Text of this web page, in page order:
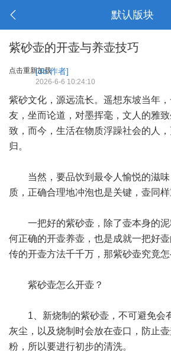
默认版块
紫砂壶的开壶与养壶技巧
点击重新加载[db:作者]
2026-6-6 10:24:10
紫砂文化，源远流长。遥想东坡当年
友，坐而论道，对墨挥毫，文人的雅
致，而今，生活在物质浮躁社会的人
归。
当然，要品饮到最令人愉悦的滋味
质，正确合理地冲泡也是关键，壶同样
一把好的紫砂壶，除了壶本身的泥
何正确的开壶养壶，也是成就一把好
传的开壶方法千千万，那紫砂壶究竟
紫砂壶怎么开壶？
1、新烧制的紫砂壶，不可避免会
灰尘，以及烧制时会放在壶口，防止
粉，所以要进行初步的清洗。